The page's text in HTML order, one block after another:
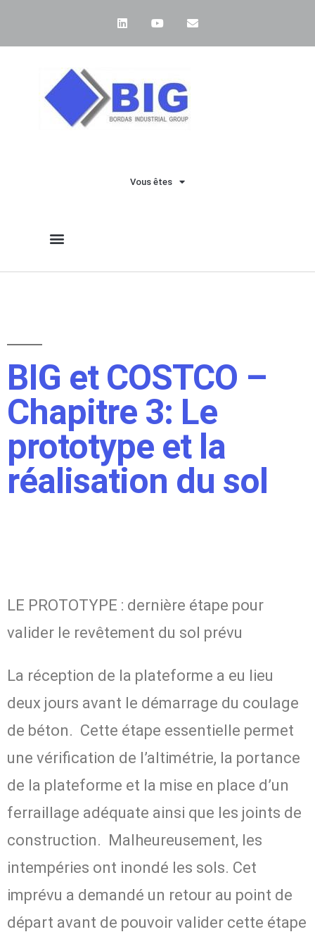
Vous êtes
BIG et COSTCO –
Chapitre 3: Le
prototype et la
réalisation du sol
LE PROTOTYPE : dernière étape pour
valider le revêtement du sol prévu
La réception de la plateforme a eu lieu
deux jours avant le démarrage du coulage
de béton. Cette étape essentielle permet
une vérification de l’altimétrie, la portance
de la plateforme et la mise en place d’un
ferraillage adéquate ainsi que les joints de
construction. Malheureusement, les
intempéries ont inondé les sols. Cet
imprévu a demandé un retour au point de
départ avant de pouvoir valider cette étape